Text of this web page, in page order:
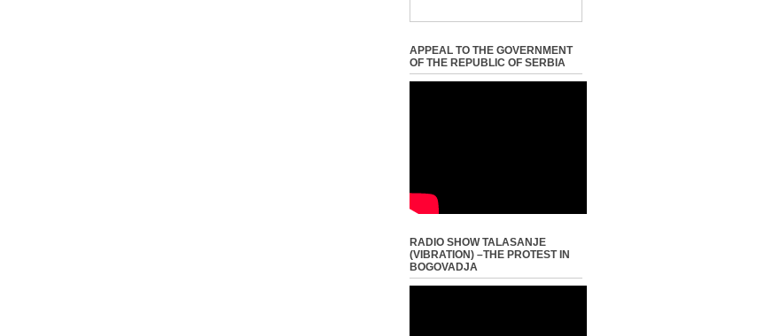
APPEAL TO THE GOVERNMENT
OF THE REPUBLIC OF SERBIA
RADIO SHOW TALASANJE
(VIBRATION) –THE PROTEST IN
BOGOVADJA